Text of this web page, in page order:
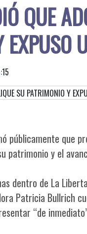
QUE
públicamente que
patrimonio y el
dentro de La
Patricia Bullrich
“de